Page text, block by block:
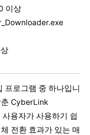
이상
프로그램 중 하나입니
CyberLink
용자가 사용하기 쉽
전환 효과가 있는 매